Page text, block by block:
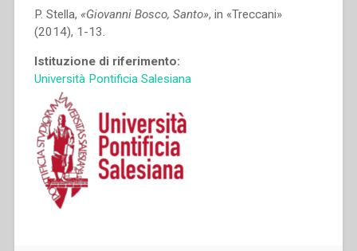
P. Stella, «Giovanni Bosco, Santo», in «Treccani»
(2014), 1-13.
Istituzione di riferimento:
Università Pontificia Salesiana